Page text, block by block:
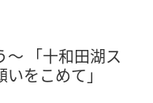
「十和田湖ス
をこめて」